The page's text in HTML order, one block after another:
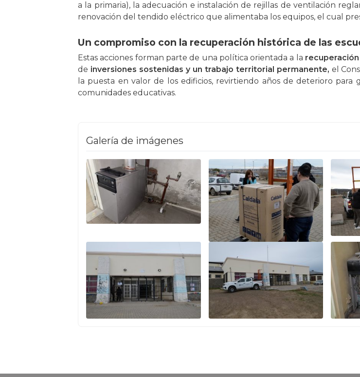
a la primaria), la adecuación e instalación de rejillas de ventilación
renovación del tendido eléctrico que alimentaba los equipos, el cual
Un compromiso con la recuperación histórica de las
Estas acciones forman parte de una política orientada a la
de inversiones sostenidas y un trabajo territorial permanente, el
la puesta en valor de los edificios, revirtiendo años de deterioro para
comunidades educativas.
Galería de imágenes